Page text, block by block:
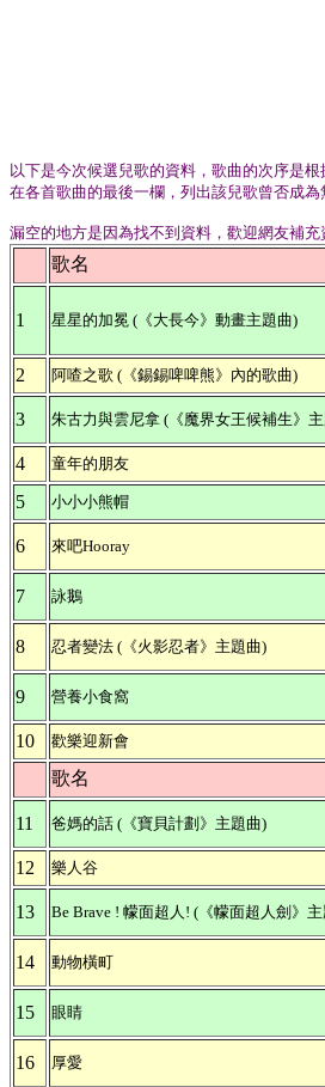
以下是今次候選兒歌的資料，歌曲的次序是根
在各首歌曲的最後一欄，列出該兒歌曾否成
漏空的地方是因為找不到資料，歡迎網友補充
歌名
1 星星的加冕 (《大長今》動畫主題曲)
2 阿喳之歌 (《錫錫啤啤熊》內的歌曲)
3 朱古力與雲尼拿 (《魔界女王候補生》
4 童年的朋友
5 小小小熊帽
6 來吧Hooray
7 詠鵝
8 忍者變法 (《火影忍者》主題曲)
9 營養小食窩
10 歡樂迎新會
歌名
11 爸媽的話 (《寶貝計劃》主題曲)
12 樂人谷
13 Be Brave ! 幪面超人! (《幪面超人劍》
14 動物橫町
15 眼睛
16 厚愛